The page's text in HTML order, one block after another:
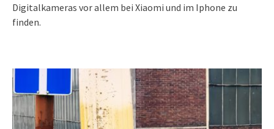
Digitalkameras vor allem bei Xiaomi und im Iphone zu
finden.